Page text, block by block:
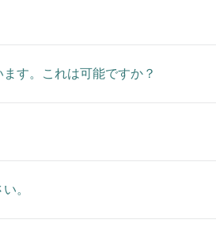
す。これは可能ですか？
。